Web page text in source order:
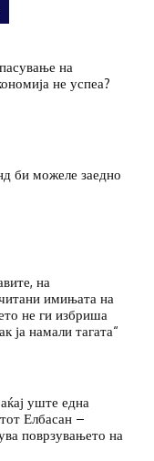
на
не успеа?
би можеле заедно
на
имињата на
не ги избриша
ја намали тагата“
уште една
Елбасан –
поврзувањето на